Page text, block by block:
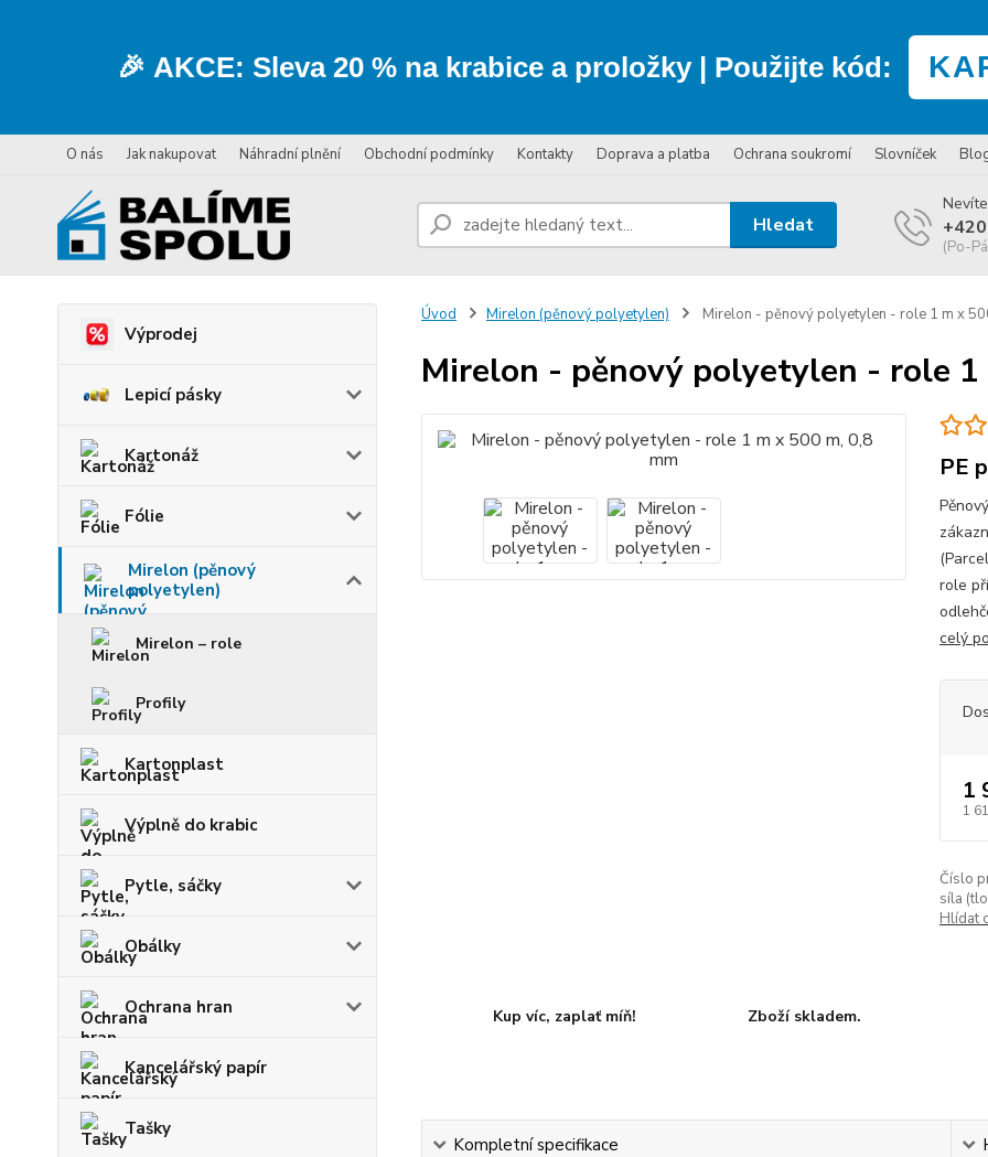
🎉 AKCE: Sleva 20 % na krabice a proložky| Použijte kód:
O nás Jak nakupovat Náhradní plnění Obchodní podmínky Kontakty Doprava a platba Ochrana soukromí Slovníček
Hledat
(Po-
Výprodej
Lepicí pásky
Kartonáž
Fólie
Mirelon (pěnový
polyetylen)
Mirelon – role
Profily
Kartonplast
Výplně do krabic
Pytle, sáčky
Obálky
Ochrana hran
Kancelářský papír
Tašky
Úvod Mirelon (pěnový polyetylen) Mirelon - pěnový polyetylen - role 1 m x
Mirelon - pěnový polyetylen - role 1
PE
role
celý
1
1
Číslo
síla
Hlídat
Kup víc, zaplať míň! Zboží skladem.
Kompletní specifikace